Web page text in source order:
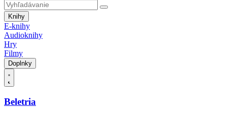
Knihy
E-knihy
Audioknihy
Hry
Filmy
Doplnky
Beletria